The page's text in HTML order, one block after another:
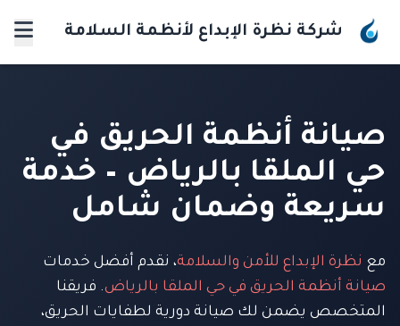
شركة نظرة الإبداع لأنظمة السلامة
صيانة أنظمة الحريق في
حي الملقا بالرياض – خدمة
سريعة وضمان شامل
مع نظرة الإبداع للأمن والسلامة، نقدم أفضل خدمات
صيانة أنظمة الحريق في حي الملقا بالرياض. فريقنا
المتخصص يضمن لك صيانة دورية لطفايات الحريق،